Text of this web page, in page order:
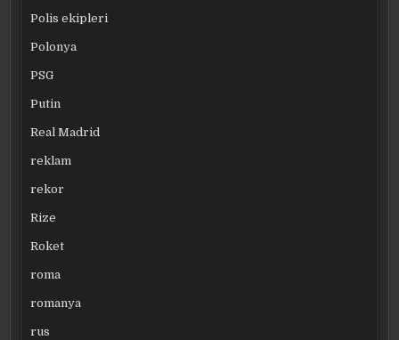
Polis ekipleri
Polonya
PSG
Putin
Real Madrid
reklam
rekor
Rize
Roket
roma
romanya
rus